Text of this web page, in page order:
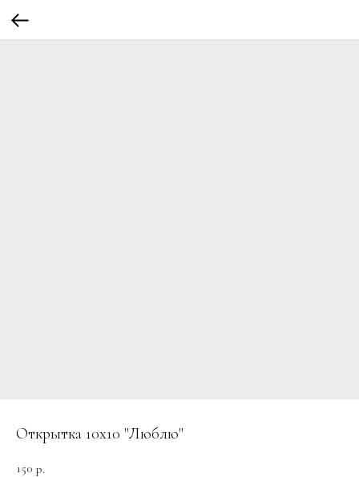
Открытка 10х10 "Люблю"
150 р.